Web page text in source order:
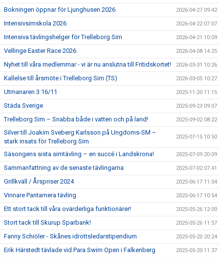
Bokningen öppnar för Ljunghusen 2026 2026-04-27 09:42
Intensivsimskola 2026 2026-04-22 07:07
Intensiva tävlingshelger för Trelleborg Sim 2026-04-21 10:09
Vellinge Easter Race 2026 2026-04-08 14:25
Nyhet till våra medlemmar - vi är nu anslutna till Fritidskortet! 2026-03-31 10:26
Kallelse till årsmöte i Trelleborg Sim (TS) 2026-03-05 10:27
Utmanaren 3 16/11 2025-11-20 11:15
Städa Sverige 2025-09-23 09:07
Trelleborg Sim – Snabba både i vatten och på land! 2025-09-02 08:22
Silver till Joakim Sveberg Karlsson på Ungdoms-SM –
stark insats för Trelleborg Sim
2025-07-15 10:50
Säsongens sista simtävling – en succé i Landskrona! 2025-07-09 20:09
Sammanfattning av de senaste tävlingarna 2025-07-02 07:41
Grillkväll / Årspriser 2024 2025-06-17 11:04
Vinnare Pantamera tävling 2025-06-17 10:54
Ett stort tack till våra ovärderliga funktionärer! 2025-05-26 12:00
Stort tack till Skurup Sparbank! 2025-05-26 11:57
Fanny Schiöler - Skånes idrottsledarstipendium 2025-05-20 20:24
Erik Härstedt tävlade vid Para Swim Open i Falkenberg 2025-05-20 11:37